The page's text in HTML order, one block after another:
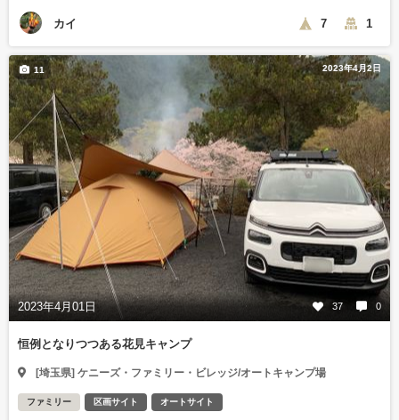
カイ 7 1
2023年4月2日
2023年4月01日 37 0
11
恒例となりつつある花見キャンプ
[埼玉県] ケニーズ・ファミリー・ビレッジ/オートキャンプ場
ファミリー 区画サイト オートサイト